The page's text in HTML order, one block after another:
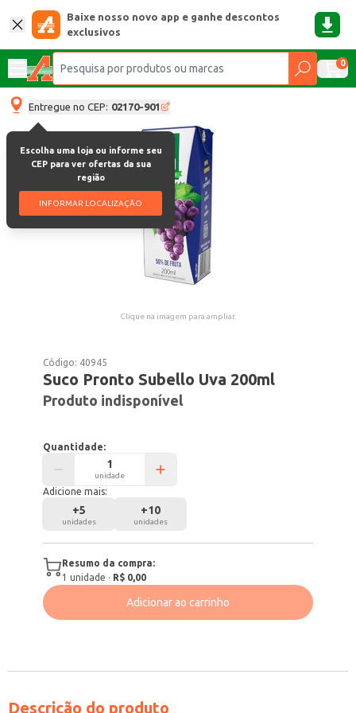
Baixe nosso novo app e ganhe descontos
exclusivos
0
Entregue no CEP: 02170-901
Escolha uma loja ou informe seu
CEP para ver ofertas da sua
região
INFORMAR LOCALIZAÇÃO
Clique na imagem para ampliar.
Código: 40945
Suco Pronto Subello Uva 200ml
Produto indisponível
Quantidade:
unidade
Adicione mais:
+5
unidades
+10
unidades
Resumo da compra:
1 unidade · R$ 0,00
Adicionar ao carrinho
Descrição do produto